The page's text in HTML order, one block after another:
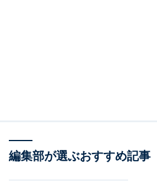
編集部が選ぶおすすめ記事